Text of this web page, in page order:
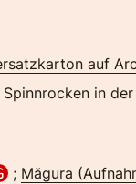
auf
in
; Măgura